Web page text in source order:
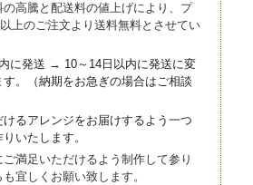
高騰と配送料の値上げにより、プ
上のご注文より送料無料とさせてい
に発送 → 10～14日以内に発送に変
。（納期をお急ぎの場合はご相談
るアレンジをお届けするよう一つ
いたします。
満足いただけるよう制作して参り
宜しくお願い致します。